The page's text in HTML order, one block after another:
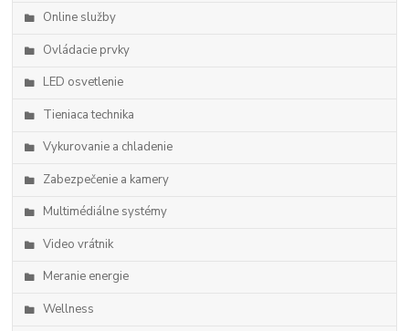
Online služby
Ovládacie prvky
LED osvetlenie
Tieniaca technika
Vykurovanie a chladenie
Zabezpečenie a kamery
Multimédiálne systémy
Video vrátnik
Meranie energie
Wellness